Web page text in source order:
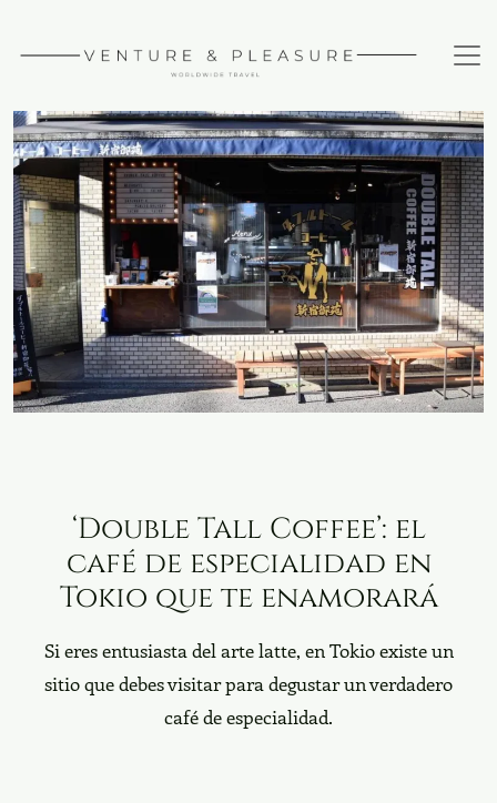
‘Double Tall Coffee’: el
café de especialidad en
Tokio que te enamorará
Si eres entusiasta del arte latte, en Tokio existe un
sitio que debes visitar para degustar un verdadero
café de especialidad.